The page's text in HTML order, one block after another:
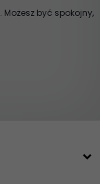
. Możesz być spokojny,